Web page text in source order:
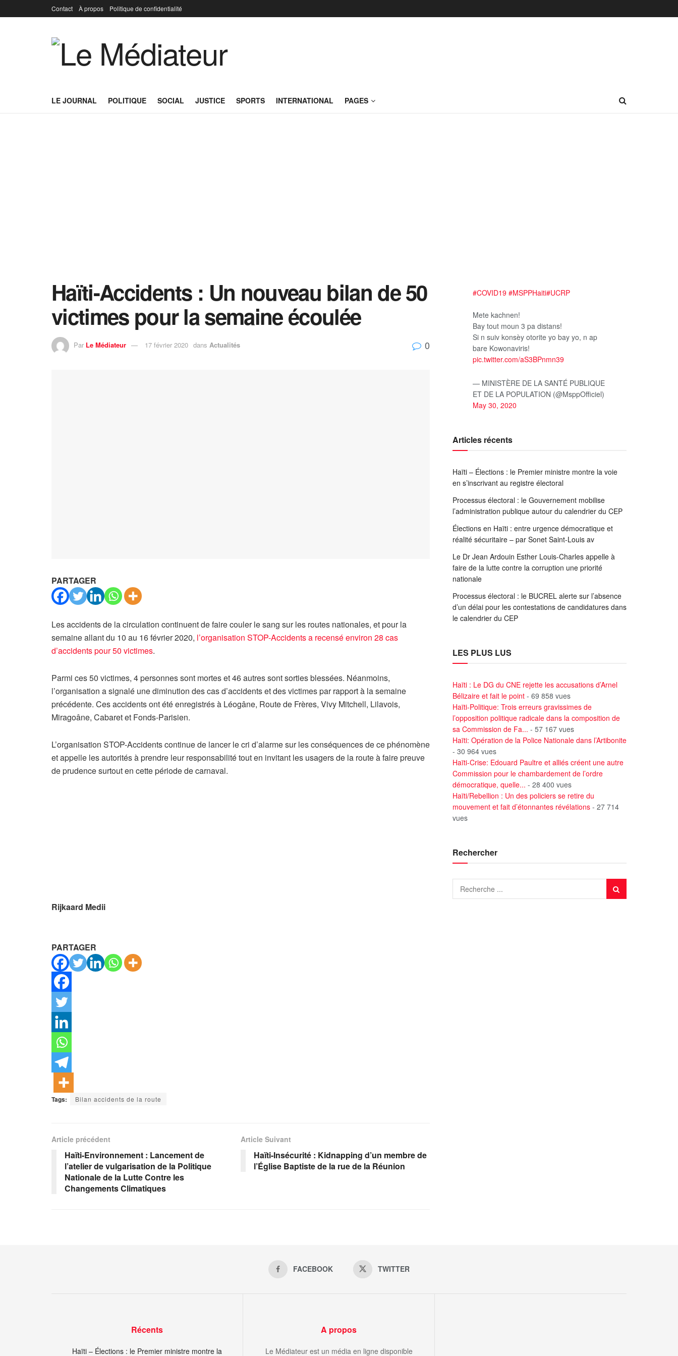
Contact À propos Politique de confidentialité
LE JOURNAL POLITIQUE SOCIAL JUSTICE SPORTS INTERNATIONAL PAGES
Haïti-Accidents : Un nouveau bilan de 50
victimes pour la semaine écoulée
Par Le Médiateur 17 février 2020 dans Actualités 0
PARTAGER
Les accidents de la circulation continuent de faire couler le sang sur les routes nationales, et pour la
semaine allant du 10 au 16 février 2020, l’organisation STOP-Accidents a recensé environ 28 cas
d’accidents pour 50 victimes.
Parmi ces 50 victimes, 4 personnes sont mortes et 46 autres sont sorties blessées. Néanmoins,
l’organisation a signalé une diminution des cas d’accidents et des victimes par rapport à la semaine
précédente. Ces accidents ont été enregistrés à Léogâne, Route de Frères, Vivy Mitchell, Lilavois,
Miragoâne, Cabaret et Fonds-Parisien.
L’organisation STOP-Accidents continue de lancer le cri d’alarme sur les conséquences de ce phénomène
et appelle les autorités à prendre leur responsabilité tout en invitant les usagers de la route à faire preuve
de prudence surtout en cette période de carnaval.
Rijkaard Medii
PARTAGER
Tags: Bilan accidents de la route
Article précédent
Haïti-Environnement : Lancement de
l’atelier de vulgarisation de la Politique
Nationale de la Lutte Contre les
Changements Climatiques
Article Suivant
Haïti-Insécurité : Kidnapping d’un membre de
l’Église Baptiste de la rue de la Réunion
#COVID19 #MSPPHaiti#UCRP
Mete kachnen!
Bay tout moun 3 pa distans!
Si n suiv konsèy otorite yo bay yo, n ap
bare Kowonaviris!
pic.twitter.com/aS3BPnmn39
— MINISTÈRE DE LA SANTÉ PUBLIQUE
ET DE LA POPULATION (@MsppOfficiel)
May 30, 2020
Articles récents
Haïti – Élections : le Premier ministre montre la voie
en s’inscrivant au registre électoral
Processus électoral : le Gouvernement mobilise
l’administration publique autour du calendrier du CEP
Élections en Haïti : entre urgence démocratique et
réalité sécuritaire – par Sonet Saint-Louis av
Le Dr Jean Ardouin Esther Louis-Charles appelle à
faire de la lutte contre la corruption une priorité
nationale
Processus électoral : le BUCREL alerte sur l’absence
d’un délai pour les contestations de candidatures dans
le calendrier du CEP
LES PLUS LUS
Haïti : Le DG du CNE rejette les accusations d’Arnel
Bélizaire et fait le point - 69 858 vues
Haïti-Politique: Trois erreurs gravissimes de
l’opposition politique radicale dans la composition de
sa Commission de Fa... - 57 167 vues
Haïti: Opération de la Police Nationale dans l’Artibonite
- 30 964 vues
Haïti-Crise: Edouard Paultre et alliés créent une autre
Commission pour le chambardement de l’ordre
démocratique, quelle... - 28 400 vues
Haïti/Rebellion : Un des policiers se retire du
mouvement et fait d’étonnantes révélations - 27 714
vues
Rechercher
FACEBOOK TWITTER
Récents
Haïti – Élections : le Premier ministre montre la
A propos
Le Médiateur est un média en ligne disponible